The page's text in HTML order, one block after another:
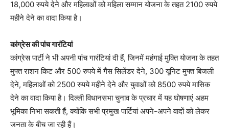
18,000 रुपये देने और महिलाओं को महिला सम्मान योजना के तहत 2100 रुपये
महीने देने का वादा किया है।
कांग्रेस की पांच गारंटियां
कांग्रेस पार्टी ने भी अपनी पांच गारंटियां दी हैं, जिनमें महंगाई मुक्ति योजना के तहत
मुफ्त राशन किट और 500 रुपये में गैस सिलेंडर देने, 300 यूनिट मुफ्त बिजली
देने, महिलाओं को 2500 रुपये महीने देने और युवाओं को 8500 रुपये मासिक
देने का वादा किया है। दिल्ली विधानसभा चुनाव के प्रचार में यह घोषणाएं अहम
भूमिका निभा सकती हैं, क्योंकि सभी प्रमुख पार्टियां अपने-अपने वादों को लेकर
जनता के बीच जा रही हैं।